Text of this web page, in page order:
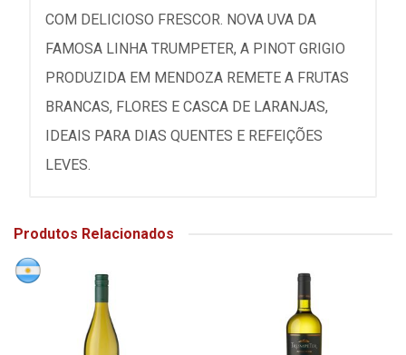
COM DELICIOSO FRESCOR. NOVA UVA DA
FAMOSA LINHA TRUMPETER, A PINOT GRIGIO
PRODUZIDA EM MENDOZA REMETE A FRUTAS
BRANCAS, FLORES E CASCA DE LARANJAS,
IDEAIS PARA DIAS QUENTES E REFEIÇÕES
LEVES.
Produtos Relacionados